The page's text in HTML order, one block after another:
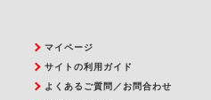
マイページ
サイトの利用ガイド
よくあるご質問／お問合わせ